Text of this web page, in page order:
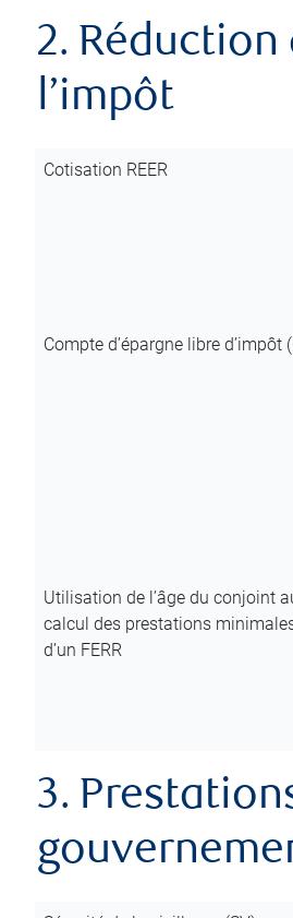
2. Réduction
l’impôt
Cotisation REER
Compte d’épargne libre d’impôt
Utilisation de l’âge du conjoint
calcul des prestations
d’un FERR
3.